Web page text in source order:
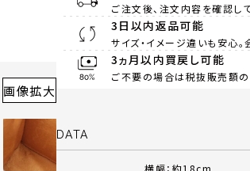
画像拡大
ご注文後、注文内容を確認し
3日以内返品可能
サイズ・イメージ違いも安心
3ヵ月以内買戻し可能
ご不要の場合は税抜販売額の
DATA
横幅：約18cm